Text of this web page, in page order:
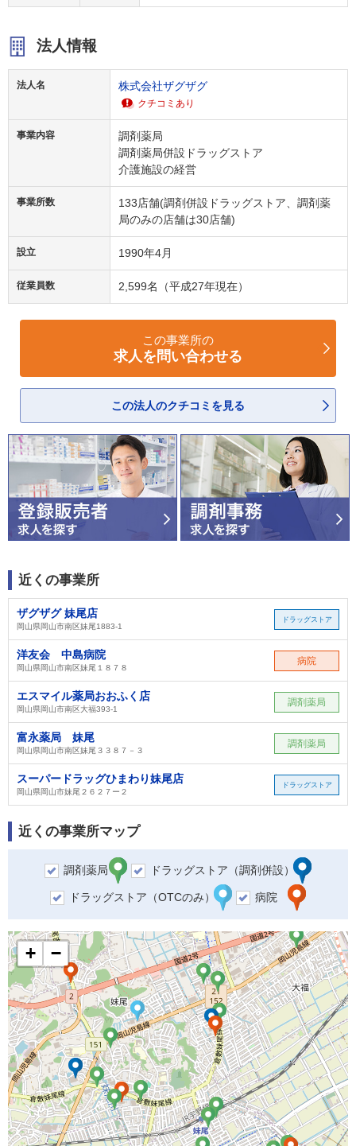
法人情報
法人名 株式会社ザグザグ
クチコミあり
事業内容
調剤薬局
調剤薬局併設ドラッグストア
介護施設の経営
事業所数
133店舗(調剤併設ドラッグストア、調剤薬
局のみの店舗は30店舗)
設立 1990年4月
従業員数 2,599名（平成27年現在）
この事業所の
求人を問い合わせる
この法人のクチコミを見る
近くの事業所
ザグザグ 妹尾店
岡山県岡山市南区妹尾1883-1
ドラッグストア
洋友会 中島病院
岡山県岡山市南区妹尾１８７８
病院
エスマイル薬局おおふく店
岡山県岡山市南区大福393-1
調剤薬局
富永薬局 妹尾
岡山県岡山市南区妹尾３３８７－３
調剤薬局
スーパードラッグひまわり妹尾店
岡山県岡山市妹尾２６２７ー２
ドラッグストア
近くの事業所マップ
調剤薬局 ドラッグストア（調剤併設）
ドラッグストア（OTCのみ） 病院
+ −